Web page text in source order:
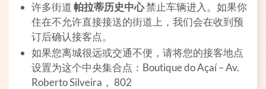
许多街道帕拉蒂历史中心禁止车辆进入。如果你
住在不允许直接接送的街道上，我们会在收到预
订后确认接客点。
如果您离城很远或交通不便，请将您的接客地点
设置为这个中央集合点：Boutique do Açaí – Av.
Roberto Silveira， 802